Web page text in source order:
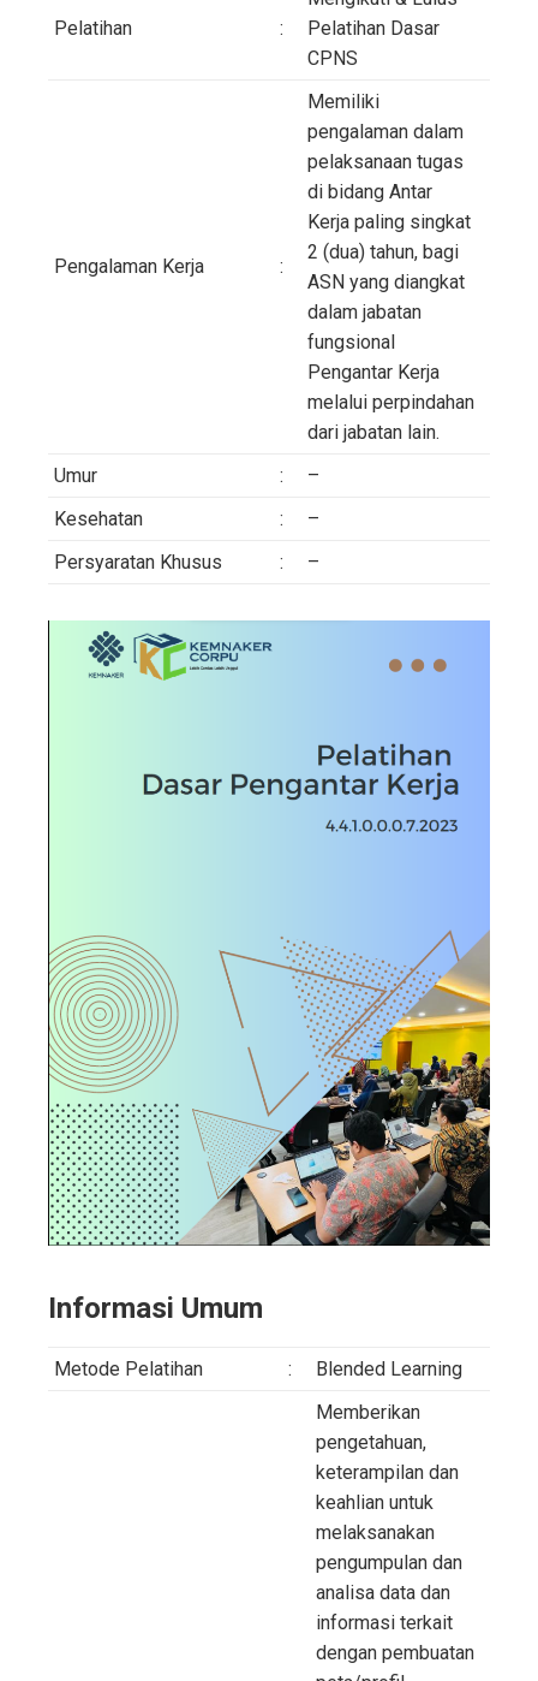
Pelatihan :
Pelatihan Dasar
CPNS
Pengalaman Kerja :
Memiliki
pengalaman dalam
pelaksanaan tugas
di bidang Antar
Kerja paling singkat
2 (dua) tahun, bagi
ASN yang diangkat
dalam jabatan
fungsional
Pengantar Kerja
melalui perpindahan
dari jabatan lain.
Umur
:
–
Kesehatan
:
–
Persyaratan Khusus
: –
Informasi Umum
Metode Pelatihan : Blended Learning
Memberikan
pengetahuan,
keterampilan dan
keahlian untuk
melaksanakan
pengumpulan dan
analisa data dan
informasi terkait
dengan pembuatan